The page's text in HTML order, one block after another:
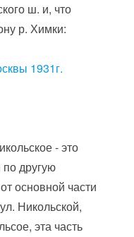
ш. и, что
р. Химки:
1931г.
- это
по другую
основной части
Никольской,
эта часть